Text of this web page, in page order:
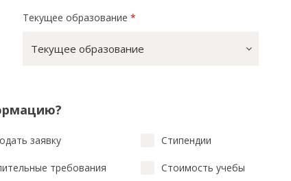
Текущее образование*
Текущее образование
заявку Стипендии
требования Стоимость учебы